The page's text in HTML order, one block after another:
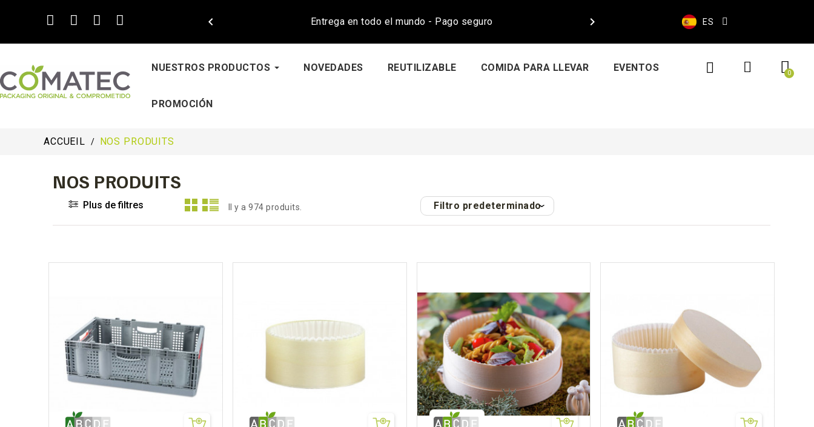
Entrega en todo el mundo - Pago seguro
  ES
NUESTROS PRODUCTOS NOVEDADES REUTILIZABLE COMIDA PARA LLEVAR EVENTOS
PROMOCIÓN
ACCUEIL NOS PRODUITS
NOS PRODUITS
Plus de filtres Il y a 974 produits. Filtro predeterminado